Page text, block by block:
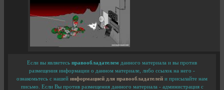
Если вы являетесь правообладателем данного материала и вы против
размещения информации о данном материале, либо ссылок на него -
ознакомьтесь с нашей информацией для правообладателей и присылайте нам
письмо. Если Вы против размещения данного материала - администрация с